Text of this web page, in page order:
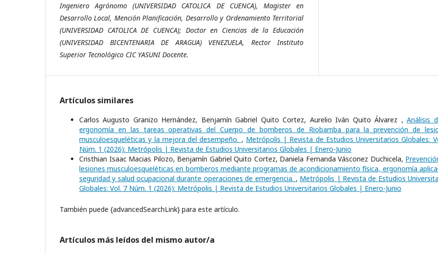
Ingeniero Agrónomo (UNIVERSIDAD CATOLICA DE CUENCA), Magister en
Desarrollo Local, Mención Planificación, Desarrollo y Ordenamiento Territorial
(UNIVERSIDAD CATOLICA DE CUENCA); Doctor en Ciencias de la Educación
(UNIVERSIDAD BICENTENARIA DE ARAGUA) VENEZUELA, Rector Instituto
Superior Tecnológico CIC YASUNI Docente.
Artículos similares
Carlos Augusto Granizo Hernández, Benjamín Gabriel Quito Cortez, Aurelio Iván Quito Álvarez ,Análisis
ergonomía en las tareas operativas del Cuerpo de bomberos de Riobamba para la prevención de
musculoesqueléticas y la mejora del desempeño. , Metrópolis | Revista de Estudios Universitarios Globales:
Núm. 1 (2026): Metrópolis | Revista de Estudios Universitarios Globales | Enero-Junio
Cristhian Isaac Macias Pilozo, Benjamín Gabriel Quito Cortez, Daniela Fernanda Vásconez Duchicela,
lesiones musculoesqueléticas en bomberos mediante programas de acondicionamiento física, ergonomía
seguridad y salud ocupacional durante operaciones de emergencia. , Metrópolis | Revista de Estudios
Globales: Vol. 7 Núm. 1 (2026): Metrópolis | Revista de Estudios Universitarios Globales | Enero-Junio
También puede {advancedSearchLink} para este artículo.
Artículos más leídos del mismo autor/a